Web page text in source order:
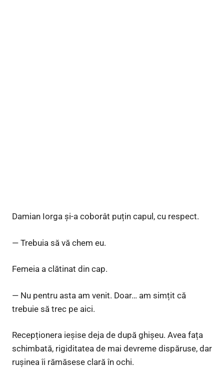
Damian Iorga și-a coborât puțin capul, cu respect.
— Trebuia să vă chem eu.
Femeia a clătinat din cap.
— Nu pentru asta am venit. Doar… am simțit că
trebuie să trec pe aici.
Recepționera ieșise deja de după ghișeu. Avea fața
schimbată, rigiditatea de mai devreme dispăruse, dar
rușinea îi rămăsese clară în ochi.